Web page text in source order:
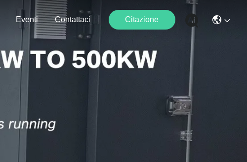
Eventi Contattaci Citazione